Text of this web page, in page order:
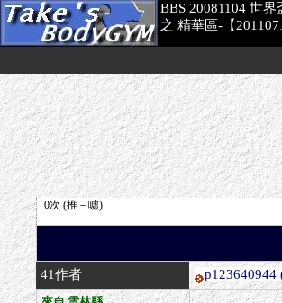
BBS 20081104 世
之 精華區-【
41作者 p123640944